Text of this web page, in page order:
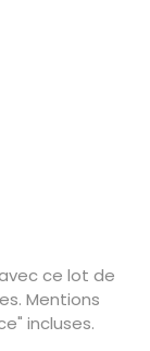
ce lot de
Mentions
incluses.